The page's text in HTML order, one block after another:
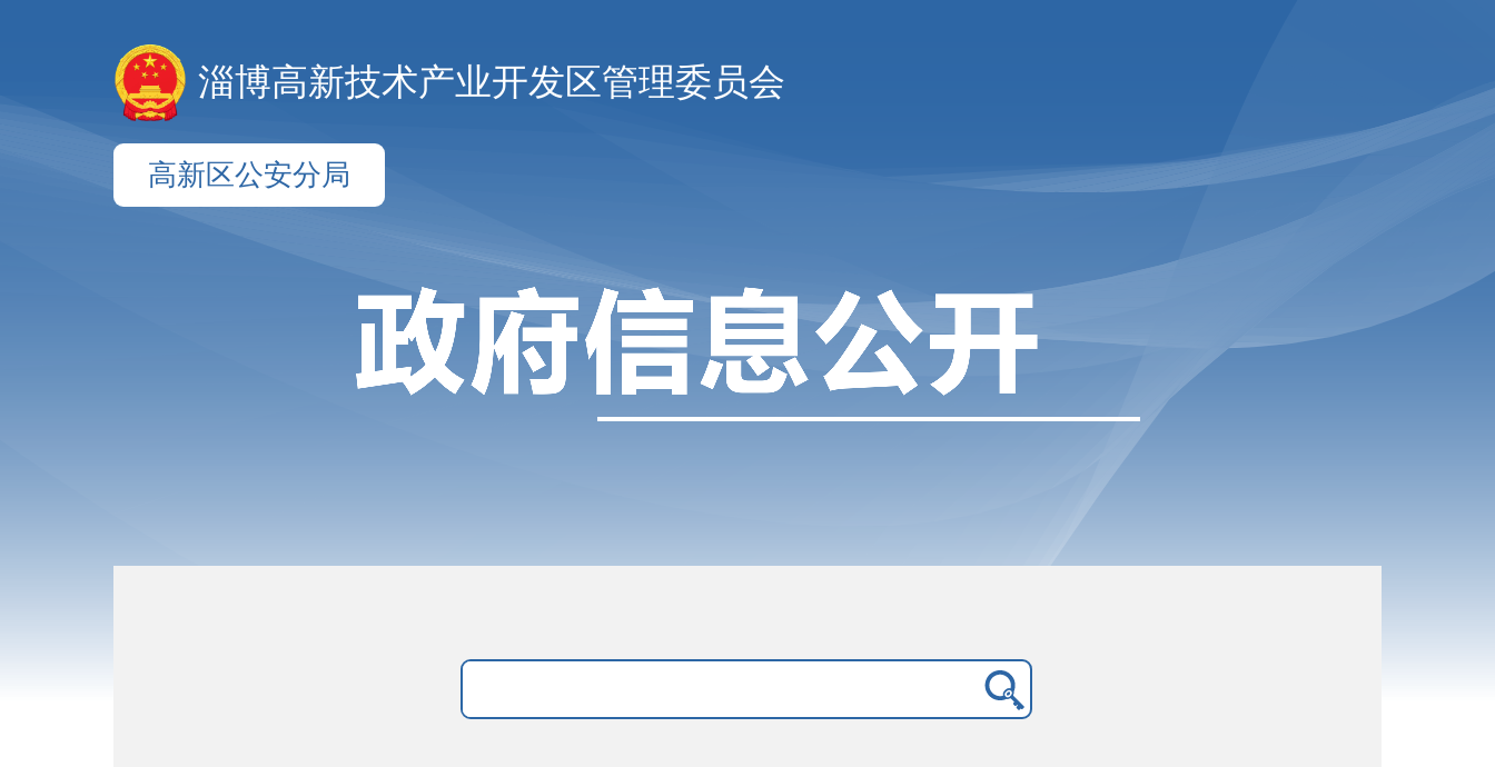
淄博高新技术产业开发区管理委员会
高新区公安分局